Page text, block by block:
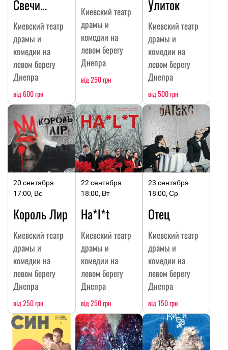
Свечи…
Киевский театр
драмы и
комедии на
левом берегу
Днепра
від 600 грн
Киевский театр
драмы и
комедии на
левом берегу
Днепра
від 250 грн
Улиток
Киевский театр
драмы и
комедии на
левом берегу
Днепра
від 500 грн
20 сентября
17:00, Вс
Король Лир
Киевский театр
драмы и
комедии на
левом берегу
Днепра
від 250 грн
22 сентября
18:00, Вт
Ha*l*t
Киевский театр
драмы и
комедии на
левом берегу
Днепра
від 250 грн
23 сентября
18:00, Ср
Отец
Киевский театр
драмы и
комедии на
левом берегу
Днепра
від 150 грн